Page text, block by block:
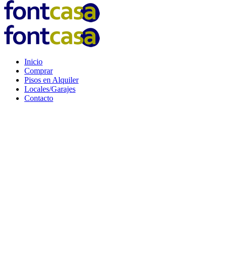
Inicio
Comprar
Pisos en Alquiler
Locales/Garajes
Contacto